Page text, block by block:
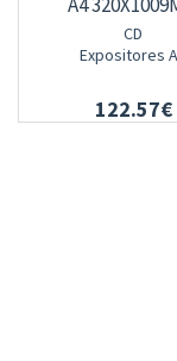
CD
Expositores
122.57€